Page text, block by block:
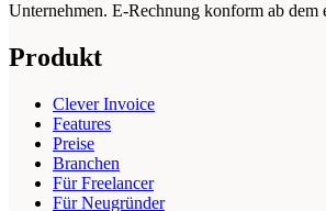
Unternehmen. E-Rechnung konform ab dem
Produkt
Clever Invoice
Features
Preise
Branchen
Für Freelancer
Für Neugründer